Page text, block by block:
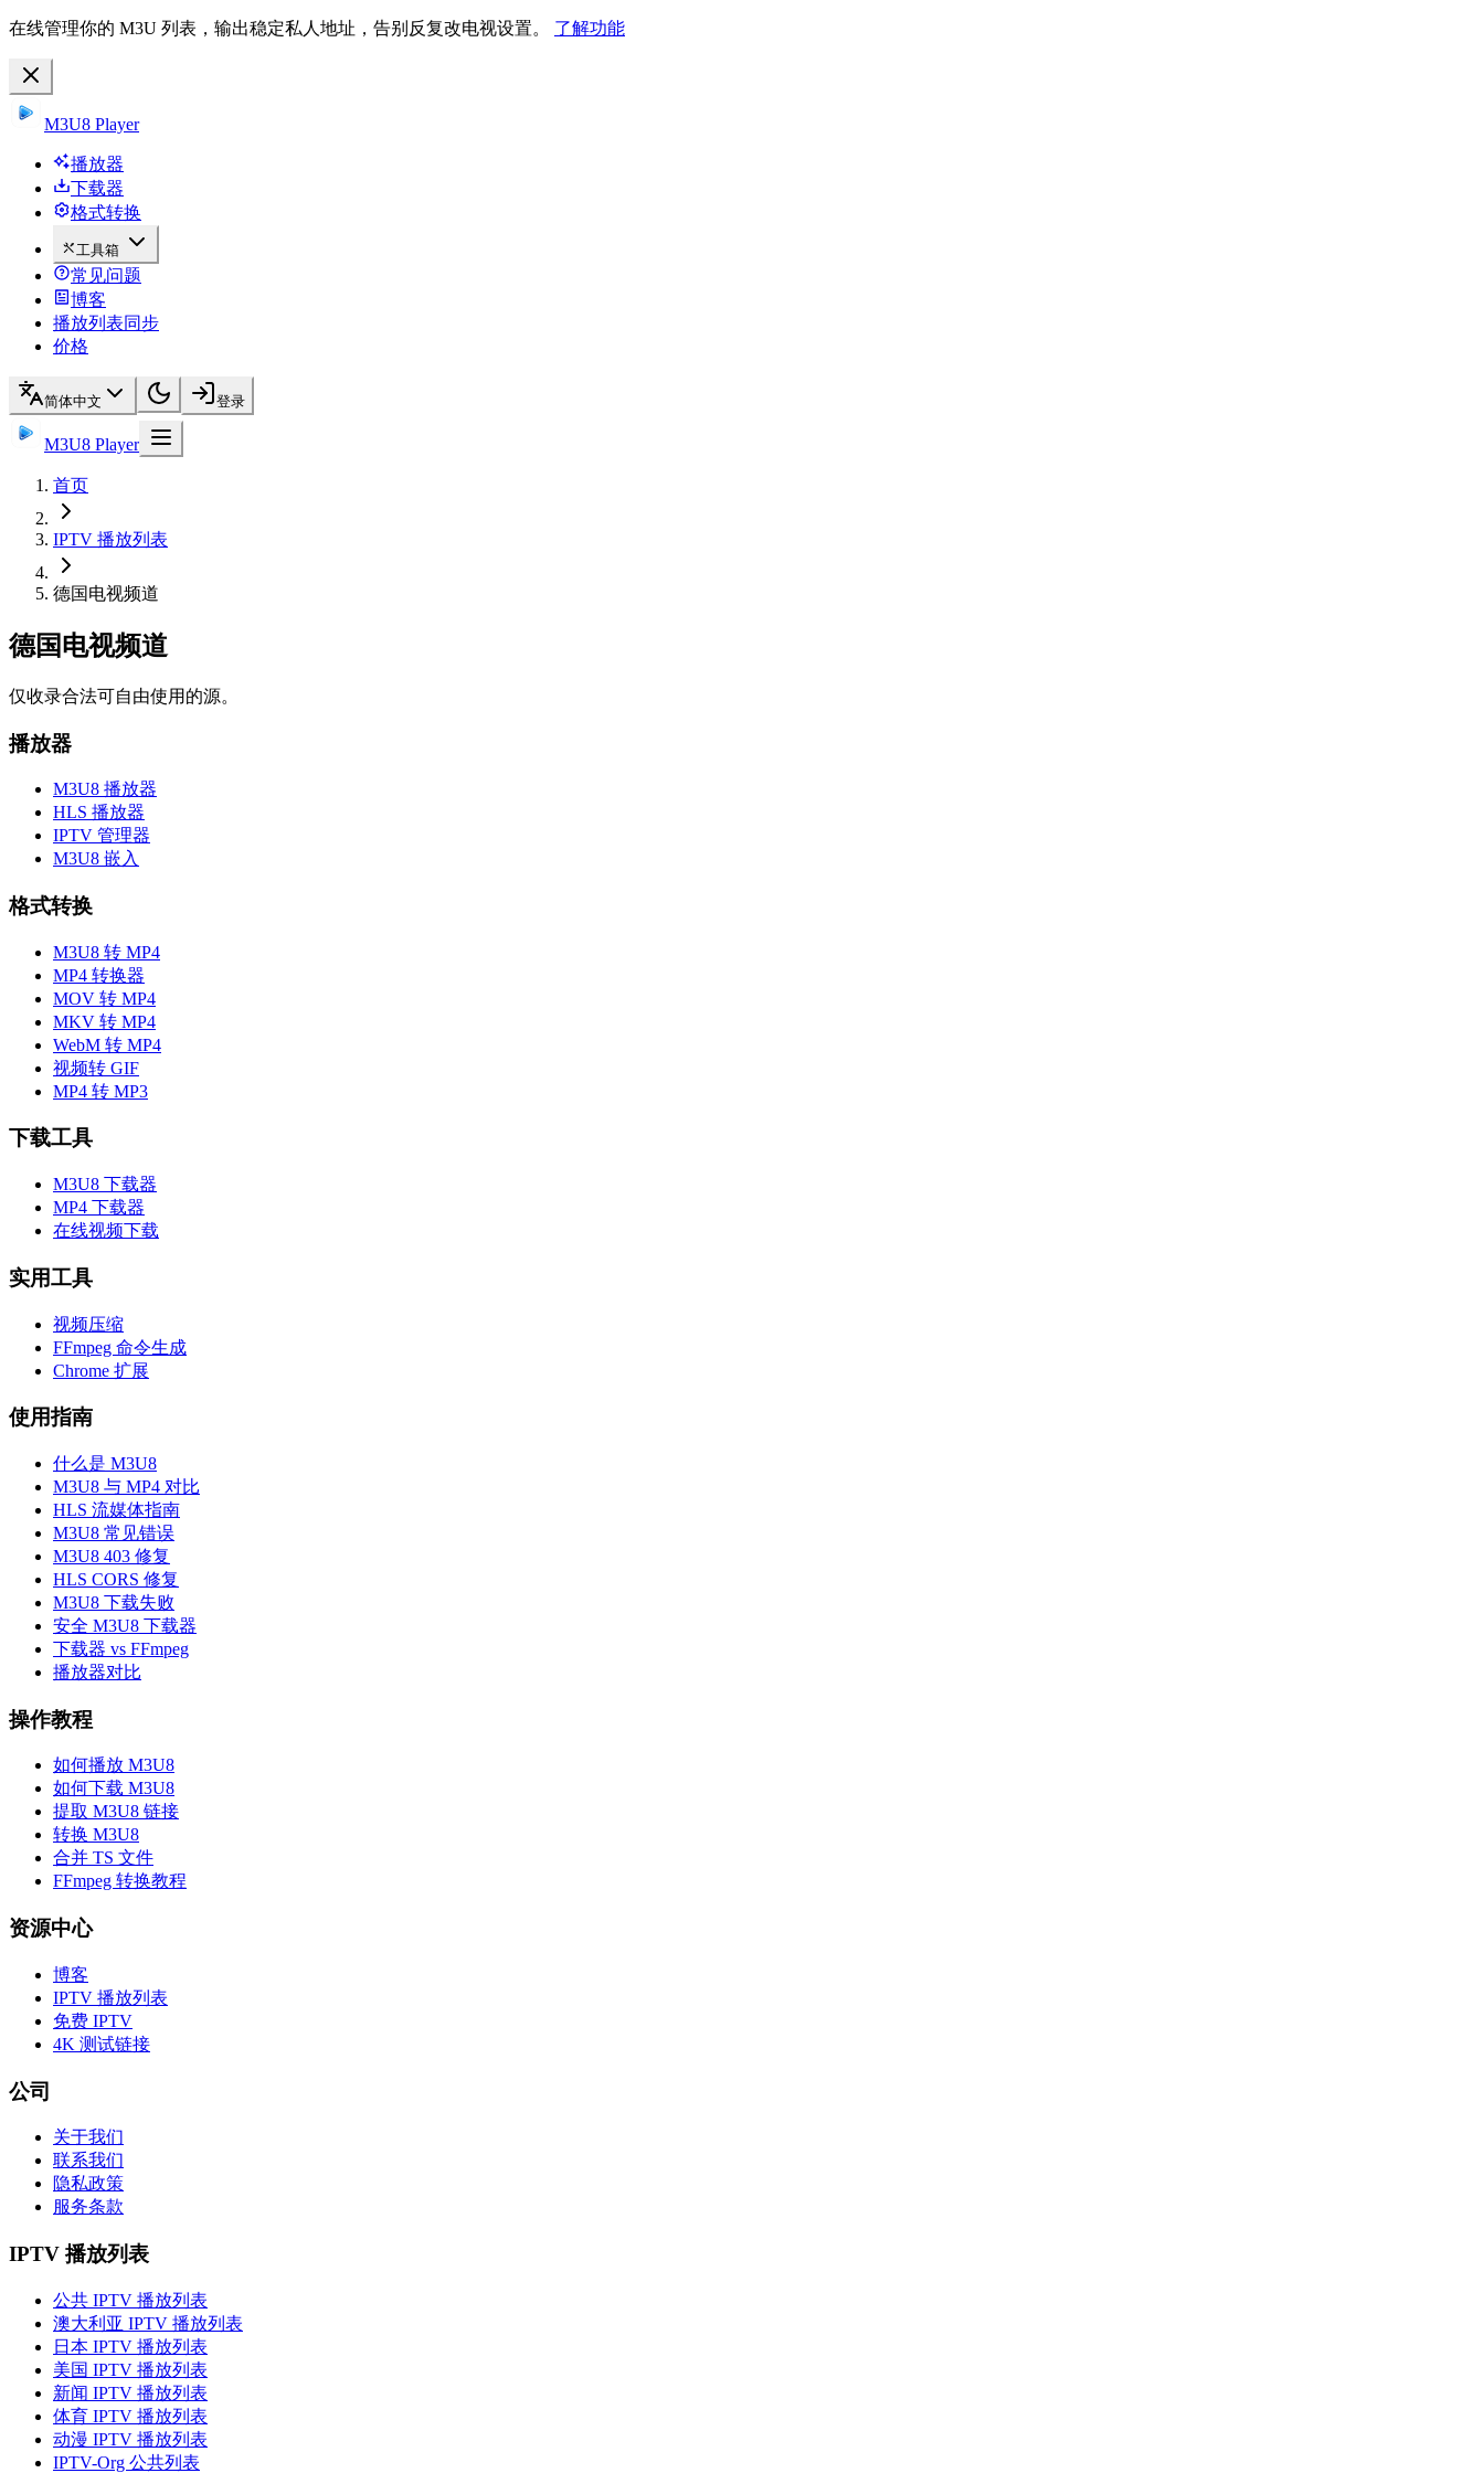
在线管理你的 M3U 列表，输出稳定私人地址，告别反复改电视设置。 了解功能
M3U8 Player
播放器
下载器
格式转换
工具箱
常见问题
博客
播放列表同步
价格
简体中文 登录
M3U8 Player
首页
IPTV 播放列表
德国电视频道
德国电视频道
仅收录合法可自由使用的源。
播放器
M3U8 播放器
HLS 播放器
IPTV 管理器
M3U8 嵌入
格式转换
M3U8 转 MP4
MP4 转换器
MOV 转 MP4
MKV 转 MP4
WebM 转 MP4
视频转 GIF
MP4 转 MP3
下载工具
M3U8 下载器
MP4 下载器
在线视频下载
实用工具
视频压缩
FFmpeg 命令生成
Chrome 扩展
使用指南
什么是 M3U8
M3U8 与 MP4 对比
HLS 流媒体指南
M3U8 常见错误
M3U8 403 修复
HLS CORS 修复
M3U8 下载失败
安全 M3U8 下载器
下载器 vs FFmpeg
播放器对比
操作教程
如何播放 M3U8
如何下载 M3U8
提取 M3U8 链接
转换 M3U8
合并 TS 文件
FFmpeg 转换教程
资源中心
博客
IPTV 播放列表
免费 IPTV
4K 测试链接
公司
关于我们
联系我们
隐私政策
服务条款
IPTV 播放列表
公共 IPTV 播放列表
澳大利亚 IPTV 播放列表
日本 IPTV 播放列表
美国 IPTV 播放列表
新闻 IPTV 播放列表
体育 IPTV 播放列表
动漫 IPTV 播放列表
IPTV-Org 公共列表